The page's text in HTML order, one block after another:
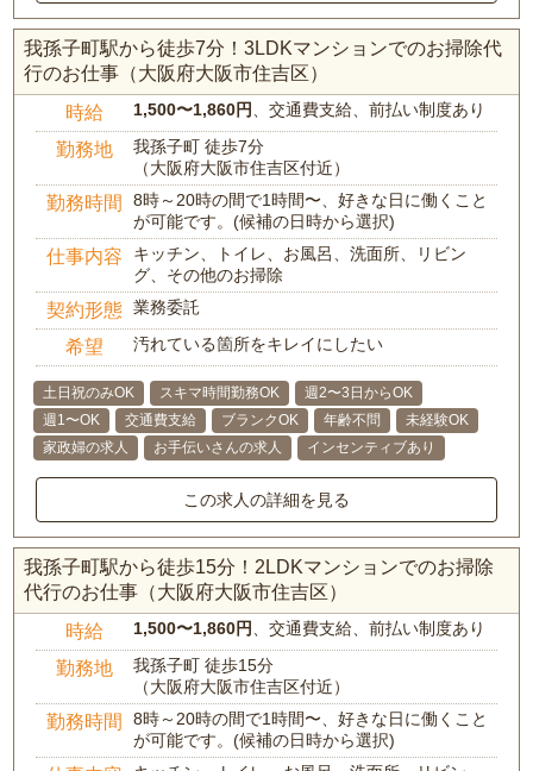
我孫子町駅から徒歩7分！3LDKマンションでのお掃除代
行のお仕事（大阪府大阪市住吉区）
時給 1,500〜1,860円 、交通費支給、前払い制度あり
勤務地
我孫子町 徒歩7分
（大阪府大阪市住吉区付近）
勤務時間
8時～20時の間で1時間〜、好きな日に働くこと
が可能です。(候補の日時から選択)
仕事内容
キッチン、トイレ、お風呂、洗面所、リビン
グ、その他のお掃除
契約形態 業務委託
希望 汚れている箇所をキレイにしたい
土日祝のみOK スキマ時間勤務OK
週2〜3日からOK
週1〜OK
交通費支給 ブランクOK 年齢不問
未経験OK
家政婦の求人
お手伝いさんの求人 インセンティブあり
この求人の詳細を見る
我孫子町駅から徒歩15分！2LDKマンションでのお掃除
代行のお仕事（大阪府大阪市住吉区）
時給 1,500〜1,860円 、交通費支給、前払い制度あり
勤務地
我孫子町 徒歩15分
（大阪府大阪市住吉区付近）
勤務時間
8時～20時の間で1時間〜、好きな日に働くこと
が可能です。(候補の日時から選択)